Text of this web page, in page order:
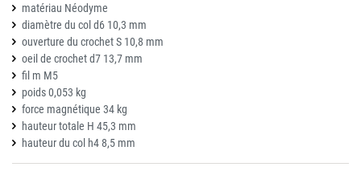
matériau Néodyme
diamètre du col d6 10,3 mm
ouverture du crochet S 10,8 mm
oeil de crochet d7 13,7 mm
fil m M5
poids 0,053 kg
force magnétique 34 kg
hauteur totale H 45,3 mm
hauteur du col h4 8,5 mm